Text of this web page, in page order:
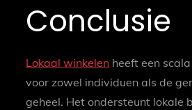
Conclusie
Lokaal winkelen heeft een
voor zowel individuen als de
geheel. Het ondersteunt lokale